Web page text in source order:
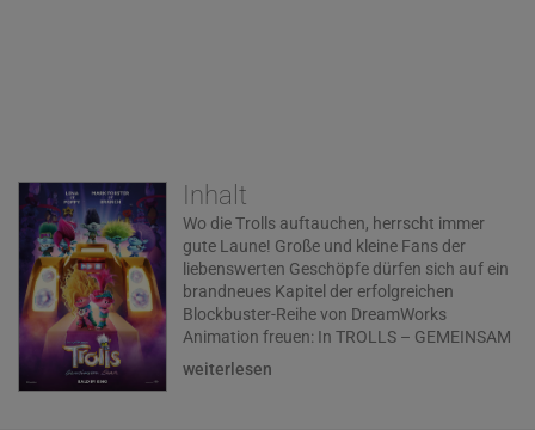
Inhalt
Wo die Trolls auftauchen, herrscht immer
gute Laune! Große und kleine Fans der
liebenswerten Geschöpfe dürfen sich auf ein
brandneues Kapitel der erfolgreichen
Blockbuster-Reihe von DreamWorks
Animation freuen: In TROLLS – GEMEINSAM
STARK warten bekannte und neue Figuren,
weiterlesen